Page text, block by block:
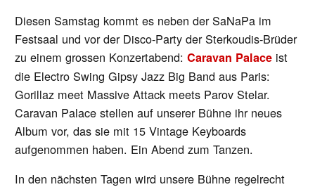
Diesen Samstag kommt es neben der SaNaPa im
Festsaal und vor der Disco-Party der Sterkoudis-Brüder
zu einem grossen Konzertabend:Caravan Palace ist
die Electro Swing Gipsy Jazz Big Band aus Paris:
Gorillaz meet Massive Attack meets Parov Stelar.
Caravan Palace stellen auf unserer Bühne ihr neues
Album vor, das sie mit 15 Vintage Keyboards
aufgenommen haben. Ein Abend zum Tanzen.
In den nächsten Tagen wird unsere Bühne regelrecht